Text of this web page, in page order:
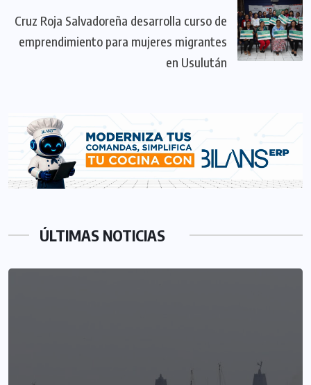
Cruz Roja Salvadoreña desarrolla curso de
emprendimiento para mujeres migrantes
en Usulután
ÚLTIMAS NOTICIAS